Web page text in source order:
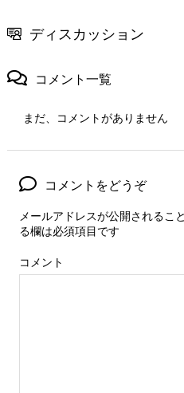
ディスカッション
コメント一覧
まだ、コメントがありません
コメントをどうぞ
メールアドレスが公開されるこ
る欄は必須項目です
コメント